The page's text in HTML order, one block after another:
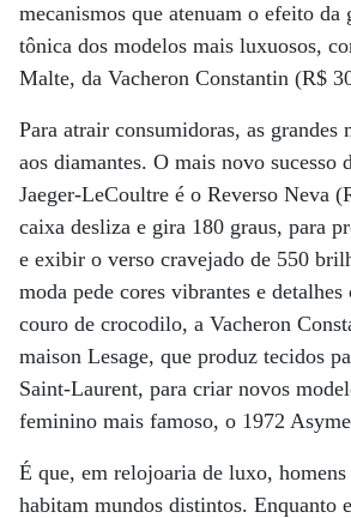
mecanismos que atenuam o efeito da
tônica dos modelos mais luxuosos,
Malte, da Vacheron Constantin (R$
Para atrair consumidoras, as grandes
aos diamantes. O mais novo sucesso
Jaeger-LeCoultre é o Reverso Neva
caixa desliza e gira 180 graus, para
e exibir o verso cravejado de 550
moda pede cores vibrantes e
couro de crocodilo, a Vacheron
maison Lesage, que produz tecidos
Saint-Laurent, para criar novos
feminino mais famoso, o 1972
É que, em relojoaria de luxo, homens
habitam mundos distintos. Enquanto